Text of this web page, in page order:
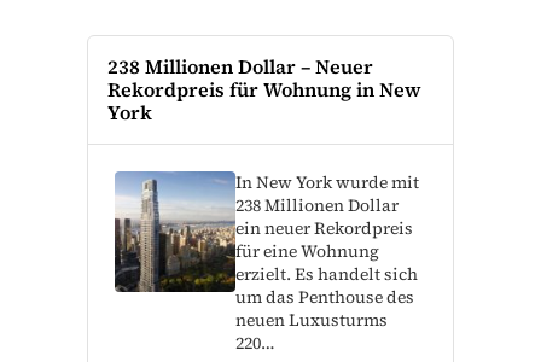
238 Millionen Dollar – Neuer
Rekordpreis für Wohnung in New
York
In New York wurde mit
238 Millionen Dollar
ein neuer Rekordpreis
für eine Wohnung
erzielt. Es handelt sich
um das Penthouse des
neuen Luxusturms
220…